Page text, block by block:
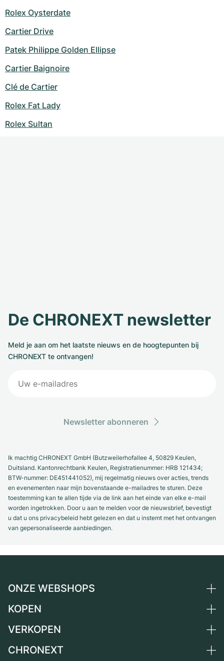
Rolex Oysterdate
Cartier Drive
Patek Philippe Golden Ellipse
Cartier Baignoire
Clé de Cartier
Rolex Fat Lady
Rolex Sultan
De CHRONEXT newsletter
Meld je aan om het laatste nieuws en de hoogtepunten bij
CHRONEXT te ontvangen!
Newsletter abonneren
Ik machtig CHRONEXT GmbH (Butzweilerhofallee 4, 50829 Keulen,
Duitsland. Kantonrechtbank Keulen, Registratienummer: HRB 121434;
BTW-nummer: DE451441052), mij regelmatig nieuws over acties, trends
en evenementen naar mijn bovenstaande e-mailadres te sturen. Deze
toestemming kan te allen tijde via de link aan het einde van elke e-mail
worden ingetrokken. Door u aan te melden voor de nieuwsbrief, bevestigt
u dat u ons privacybeleid hebt gelezen en dat u instemt met het ontvangen
van gepersonaliseerde aanbiedingen.
ONZE WEBSHOPS
Duitsland
Zwitserland
KOPEN
Alle luxe horloges
VERKOPEN
Horloge verkopen
CHRONEXT